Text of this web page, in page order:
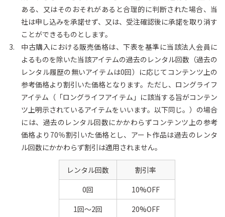
ある、又はそのおそれがあると合理的に判断された場合、当
社は申し込みを承諾せず、又は、受注確認後に承諾を取り消す
ことができるものとします。
中古購入における販売価格は、下表を基準に当該法人会員に
よるものを除いた当該アイテムの過去のレンタル回数（過去の
レンタル履歴の無いアイテムは0回）に応じてコンテンツ上の
参考価格より割引いた価格となります。ただし、ロングライフ
アイテム（「ロングライフアイテム」に該当する旨がコンテン
ツ上明示されているアイテムをいいます。以下同じ。）の場合
には、過去のレンタル回数にかかわらずコンテンツ上の参考
価格より70％割引いた価格とし、アート作品は過去のレンタ
ル回数にかかわらず割引は適用されません。
レンタル回数
割引率
0回
10%OFF
1回〜2回
20%OFF